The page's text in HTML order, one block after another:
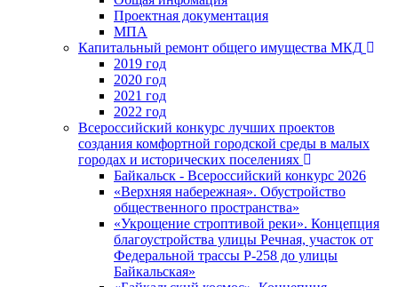
Проектная документация
МПА
Капитальный ремонт общего имущества МКД
2019 год
2020 год
2021 год
2022 год
Всероссийский конкурс лучших проектов
создания комфортной городской среды в малых
городах и исторических поселениях
Байкальск - Всероссийский конкурс 2026
«Верхняя набережная». Обустройство
общественного пространства»
«Укрощение строптивой реки». Концепция
благоустройства улицы Речная, участок от
Федеральной трассы Р-258 до улицы
Байкальская»